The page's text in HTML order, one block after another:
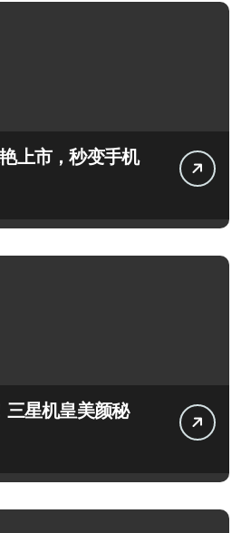
上市，秒变手机
三星机皇美颜秘